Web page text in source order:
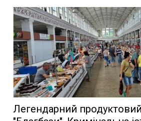
Легендарний продуктовий